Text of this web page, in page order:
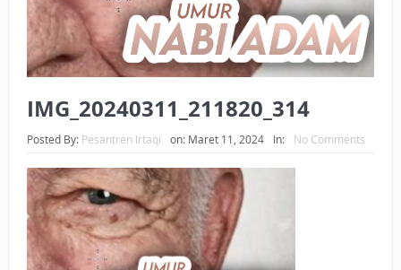
UANG HARAM BISA MENJADI HALAL JIKA SEBAB
KEPEMILIKANNYA BERUBAH
HUKUM MEMBAYAR ZAKAT KEPADA KERABAT SENDIRI
IMG_20240311_211820_314
Posted By: Pesantren Irtaqi on: Maret 11, 2024 In: No Comments